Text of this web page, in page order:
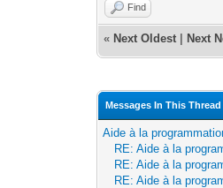
Find
« Next Oldest Next
Messages In This Thread
Aide à la
RE: Aide à la
RE: Aide à la
RE: Aide à la